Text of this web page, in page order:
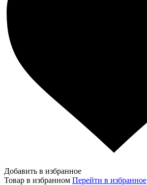
Добавить в избранное
Товар в избранном Перейти в избранное